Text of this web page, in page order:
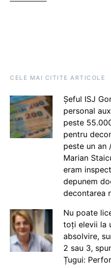
CELE MAI CITITE ARTICOLE
Șeful ISJ
personal
peste
pentru
peste un an
Marian
eram
depunem
decontarea
Nu poate
toți elevii la
absolvire,
2 sau 3,
Țugui: